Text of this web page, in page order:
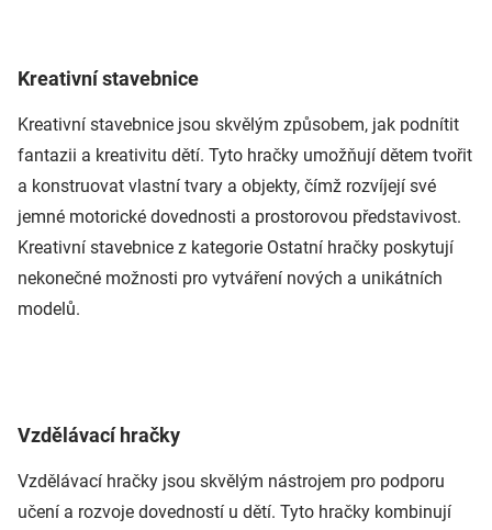
Kreativní stavebnice
Kreativní stavebnice jsou skvělým způsobem, jak podnítit
fantazii a kreativitu dětí. Tyto hračky umožňují dětem tvořit
a konstruovat vlastní tvary a objekty, čímž rozvíjejí své
jemné motorické dovednosti a prostorovou představivost.
Kreativní stavebnice z kategorie Ostatní hračky poskytují
nekonečné možnosti pro vytváření nových a unikátních
modelů.
Vzdělávací hračky
Vzdělávací hračky jsou skvělým nástrojem pro podporu
učení a rozvoje dovedností u dětí. Tyto hračky kombinují